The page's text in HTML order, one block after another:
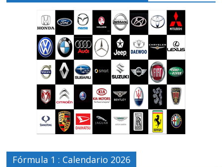
Fórmula 1 : Calendario 2026